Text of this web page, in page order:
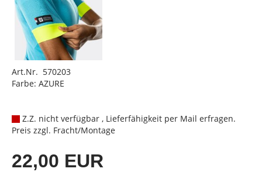
Art.Nr. 570203
Farbe: AZURE
Z.Z. nicht verfügbar , Lieferfähigkeit per Mail erfragen.
Preis zzgl. Fracht/Montage
22,00 EUR